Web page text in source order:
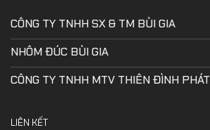
CÔNG TY TNHH SX & TM BÙI GIA
NHÔM ĐÚC BÙI GIA
CÔNG TY TNHH MTV THIÊN ĐÌNH PHÁT
LIÊN KẾT